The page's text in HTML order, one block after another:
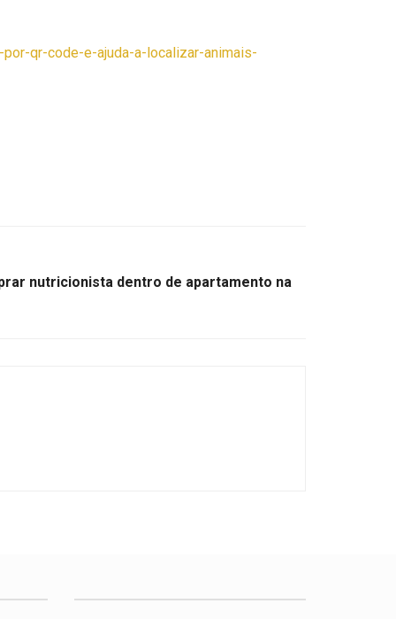
qr-code-e-ajuda-a-localizar-animais-
nutricionista dentro de apartamento na